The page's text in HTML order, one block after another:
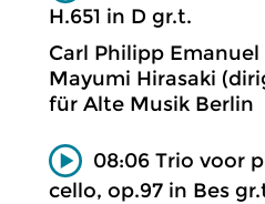
H.651 in D gr.t.
Carl Philipp Emanuel
Mayumi Hirasaki
für Alte Musik Berlin
08:06 Trio voor
cello, op.97 in Bes